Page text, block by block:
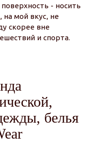
- носить
на мой вкус, не
скорее вне
и спорта.
белья